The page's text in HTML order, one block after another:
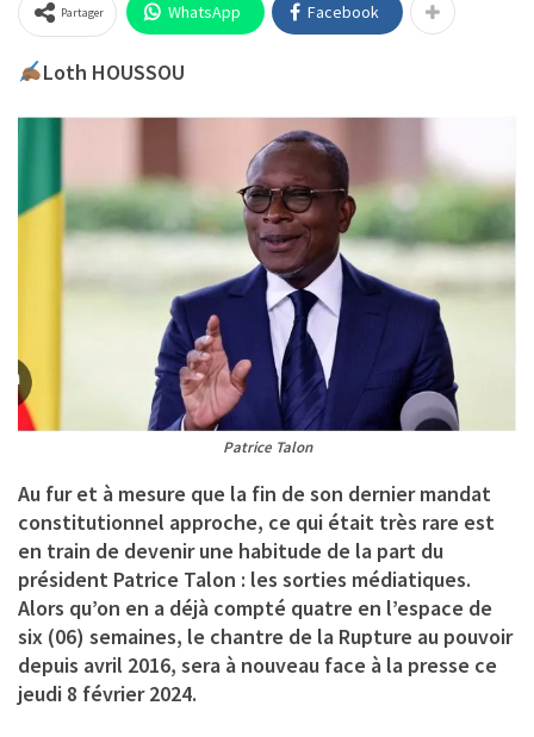
Partager WhatsApp Facebook
Loth HOUSSOU
Patrice Talon
Au fur et à mesure que la fin de son dernier mandat
constitutionnel approche, ce qui était très rare est
en train de devenir une habitude de la part du
président Patrice Talon : les sorties médiatiques.
Alors qu’on en a déjà compté quatre en l’espace de
six (06) semaines, le chantre de la Rupture au pouvoir
depuis avril 2016, sera à nouveau face à la presse ce
jeudi 8 février 2024.